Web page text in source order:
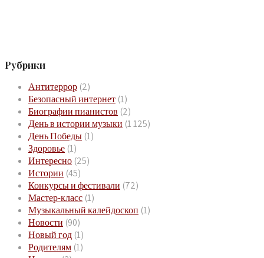
Рубрики
Антитеррор (2)
Безопасный интернет (1)
Биографии пианистов (2)
День в истории музыки (1 125)
День Победы (1)
Здоровье (1)
Интересно (25)
Истории (45)
Конкурсы и фестивали (72)
Мастер-класс (1)
Музыкальный калейдоскоп (1)
Новости (90)
Новый год (1)
Родителям (1)